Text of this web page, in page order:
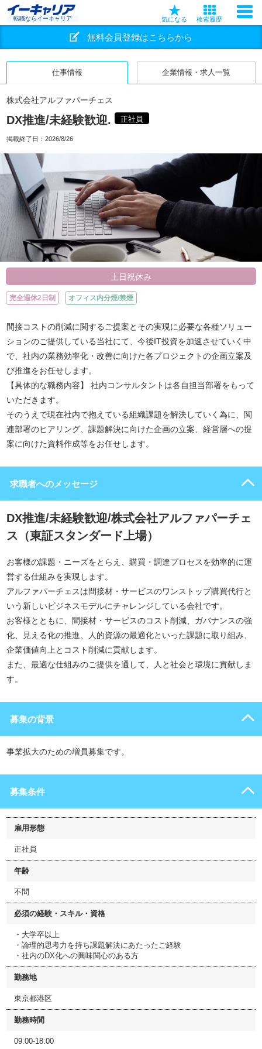
転職ならイーキャリア 気になる 検索履歴
無料会員登録はこちらから
仕事情報 企業情報・求人一覧
株式会社アルファパーチェス
DX推進/未経験歓迎. 正社員
掲載終了日： 2026/8/26
土日祝休み
完全週休2日制 オフィス内分煙/禁煙
間接コストの削減に関するご提案とその実現に必要な各種ソリュー
ションのご提供している当社にて、今後IT投資を加速させていく中
で、社内の業務効率化・改善に向けた各プロジェクトの企画立案及
び推進をお任せします。
【具体的な職務内容】 社内コンサルタントは各自担当部署をもって
いただきます。
そのうえで現在社内で抱えている組織課題を解決していく為に、関
連部署のヒアリング、課題解決に向けた企画の立案、経営層への提
案に向けた資料作成等をお任せします。
求職者へのメッセージ
DX推進/未経験歓迎/株式会社アルファパーチェ
ス（東証スタンダード上場）
お客様の課題・ニーズをとらえ、購買・調達プロセスを効率的に運
営する仕組みを実現します。
アルファパーチェスは間接材・サービスのワンストップ購買代行と
いう新しいビジネスモデルにチャレンジしている会社です。
お客様とともに、間接材・サービスのコスト削減、ガバナンスの強
化、見える化の推進、人的資源の最適化といった課題に取り組み、
企業価値向上とコスト削減に貢献します。
また、最適な仕組みのご提供を通して、人と社会と環境に貢献しま
す。
募集の背景
事業拡大のための増員募集です。
募集条件
雇用形態
正社員
年齢
不問
必須の経験・スキル・資格
・大学卒以上
・論理的思考力を持ち課題解決にあたったご経験
・社内のDX化への興味関心のある方
勤務地
東京都港区
勤務時間
09:00-18:00